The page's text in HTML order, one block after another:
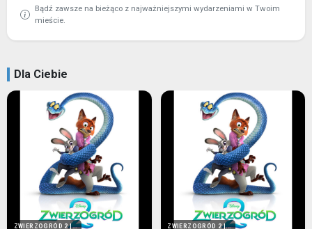
Bądź zawsze na bieżąco z najważniejszymi wydarzeniami w Twoim
mieście.
Dla Ciebie
ZWIERZOGRÓD 2 |... ZWIERZOGRÓD 2 |...